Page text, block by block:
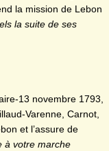
la mission de Lebon
la suite de ses
13 novembre 1793,
Varenne, Carnot,
et l’assure de
à votre marche